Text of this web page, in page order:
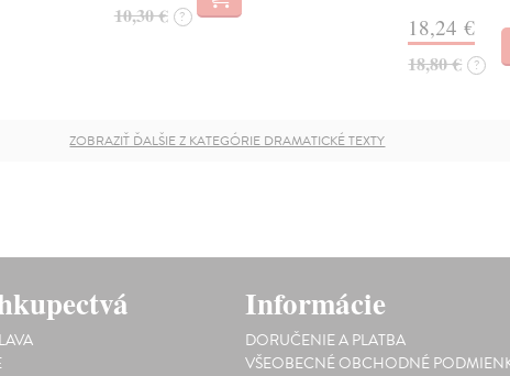
10,30 € ? 18,24 €
18,80 € ?
ZOBRAZIŤ ĎALŠIE Z KATEGÓRIE DRAMATICKÉ TEXTY
Informácie
DORUČENIE A PLATBA
VŠEOBECNÉ OBCHODNÉ